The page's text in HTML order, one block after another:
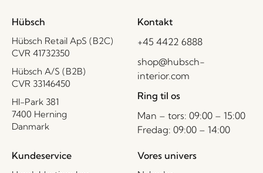
Hübsch
Hübsch Retail ApS (B2C)
CVR 41732350
Hübsch A/S (B2B)
CVR 33146450
HI-Park 381
7400 Herning
Danmark
Kontakt
+45 4422 6888
shop@hubsch-
interior.com
Ring til os
Man – tors: 09:00 – 15:00
Fredag: 09:00 – 14:00
Kundeservice Vores univers